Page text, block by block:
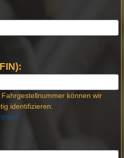
können wir
identifizieren.